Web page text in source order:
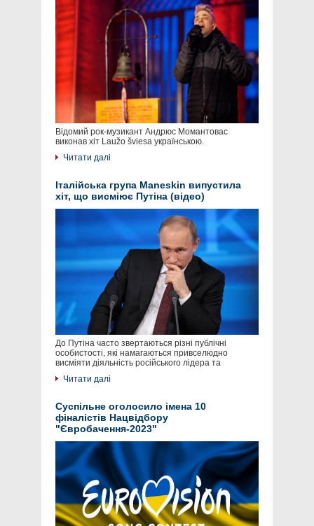
Відомий рок-музикант Андрюс Момантовас
виконав хіт Laužo šviesa українською.
Читати далі
Італійська група Maneskin випустила
хіт, що висміює Путіна (відео)
До Путіна часто звертаються різні публічні
особистості, які намагаються привселюдно
висміяти діяльність російського лідера та
Читати далі
Суспільне оголосило імена 10
фіналістів Нацвідбору
"Євробачення-2023"